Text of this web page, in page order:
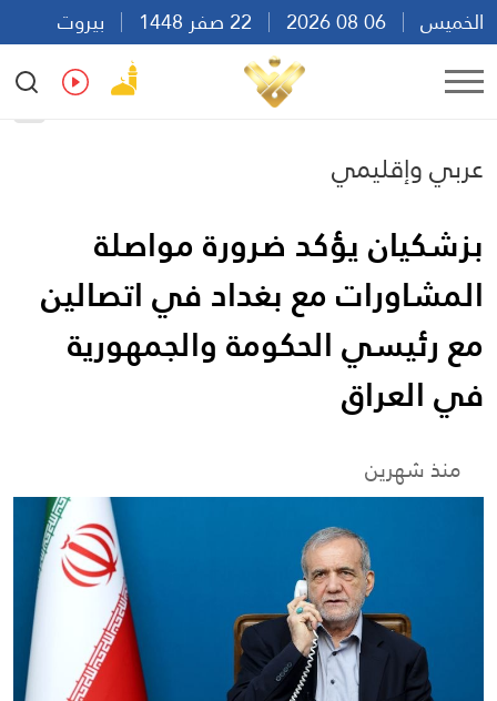
الخميس
بيروت
11:49
Ar
عربي وإقليمي
بزشكيان يؤكد ضرورة مواصلة
المشاورات مع بغداد في اتصالين
مع رئيسي الحكومة والجمهورية
في العراق
منذ شهرين